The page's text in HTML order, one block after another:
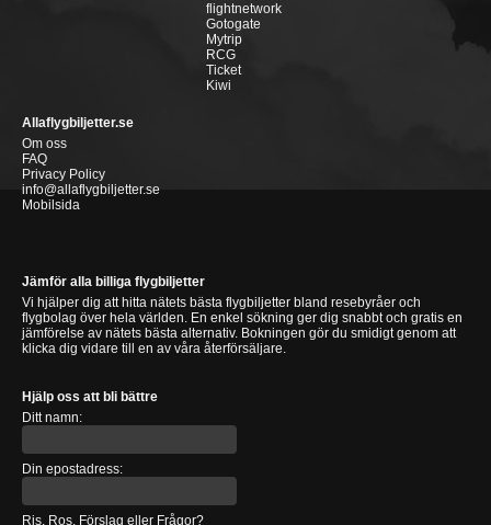
flightnetwork
Gotogate
Mytrip
RCG
Ticket
Kiwi
Allaflygbiljetter.se
Om oss
FAQ
Privacy Policy
info@allaflygbiljetter.se
Mobilsida
Jämför alla billiga flygbiljetter
Vi hjälper dig att hitta nätets bästa flygbiljetter bland resebyråer och
flygbolag över hela världen. En enkel sökning ger dig snabbt och gratis en
jämförelse av nätets bästa alternativ. Bokningen gör du smidigt genom att
klicka dig vidare till en av våra återförsäljare.
Hjälp oss att bli bättre
Ditt namn:
Din epostadress:
Ris, Ros, Förslag eller Frågor?